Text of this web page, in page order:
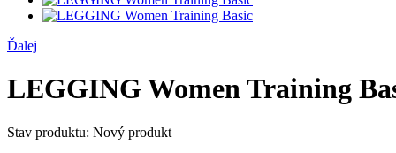
Ďalej
LEGGING Women Training
Stav produktu: Nový produkt